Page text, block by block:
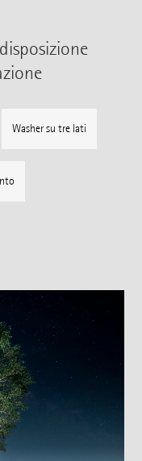
Washer su tre lati